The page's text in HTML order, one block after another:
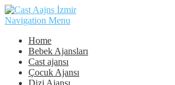
Navigation Menu
Home
Bebek Ajansları
Cast ajansı
Çocuk Ajansı
Dizi Ajansı